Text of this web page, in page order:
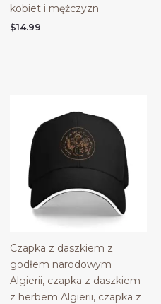
kobiet i mężczyzn
$14.99
Czapka z daszkiem z
godłem narodowym
Algierii, czapka z daszkiem
z herbem Algierii, czapka z